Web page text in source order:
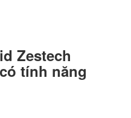
Zestech
tính năng